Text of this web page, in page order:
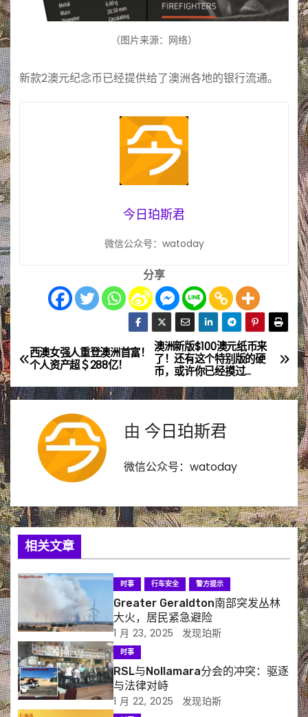
（图片来源：网络）
新款2澳元纪念币已经提供给了澳洲各地的银行流通。
今日珀斯君
微信公众号：watoday
分享
文
章
航
澳洲新版$100澳元纸币来
了！还有这个特别版的硬
币，或许你已经摸过…
西澳女强人重登澳洲首富！
个人资产超＄288亿！
由 今日珀斯君
微信公众号：watoday
相关文章
时事 行车安全 警方提示
Greater Geraldton南部突发丛林
大火，居民紧急避险
1 月 23, 2025 发现珀斯
时事
RSL与Nollamara分会的冲突：驱逐
与法律对峙
1 月 22, 2025 发现珀斯